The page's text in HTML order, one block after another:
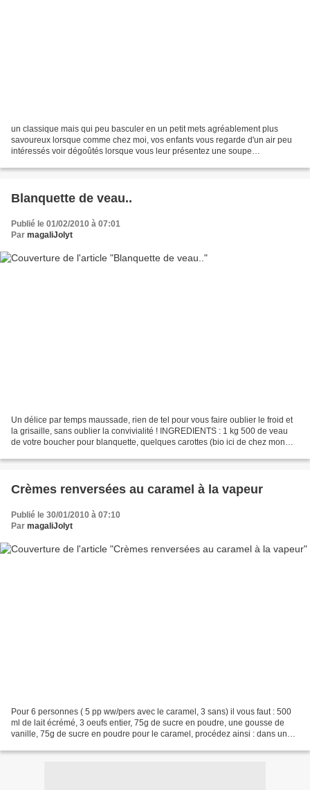
un classique mais qui peu basculer en un petit mets agréablement plus
savoureux lorsque comme chez moi, vos enfants vous regarde d'un air peu
intéressés voir dégoûtés lorsque vous leur présentez une soupe
Blanquette de veau..
Publié le 01/02/2010 à 07:01
Par magaliJolyt
Un délice par temps maussade, rien de tel pour vous faire oublier le froid et
la grisaille, sans oublier la convivialité ! INGREDIENTS : 1 kg 500 de veau
de votre boucher pour blanquette, quelques carottes (bio ici de chez mon
Crèmes renversées au caramel à la vapeur
Publié le 30/01/2010 à 07:10
Par magaliJolyt
Pour 6 personnes ( 5 pp ww/pers avec le caramel, 3 sans) il vous faut : 500
ml de lait écrémé, 3 oeufs entier, 75g de sucre en poudre, une gousse de
vanille, 75g de sucre en poudre pour le caramel, procédez ainsi : dans une